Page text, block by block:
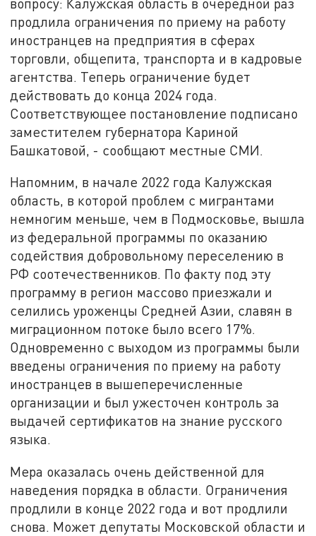
продлила ограничения по приему на работу
иностранцев на предприятия в сферах
торговли, общепита, транспорта и в кадровые
агентства. Теперь ограничение будет
действовать до конца 2024 года.
Соответствующее постановление подписано
заместителем губернатора Кариной
Башкатовой, - сообщают местные СМИ.
Напомним, в начале 2022 года Калужская
область, в которой проблем с мигрантами
немногим меньше, чем в Подмосковье, вышла
из федеральной программы по оказанию
содействия добровольному переселению в
РФ соотечественников. По факту под эту
программу в регион массово приезжали и
селились уроженцы Средней Азии, славян в
миграционном потоке было всего 17%.
Одновременно с выходом из программы были
введены ограничения по приему на работу
иностранцев в вышеперечисленные
организации и был ужесточен контроль за
выдачей сертификатов на знание русского
языка.
Мера оказалась очень действенной для
наведения порядка в области. Ограничения
продлили в конце 2022 года и вот продлили
снова. Может депутаты Московской области и